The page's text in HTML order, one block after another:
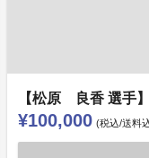
【松原 良香 選手
¥100,000 (税込/送料